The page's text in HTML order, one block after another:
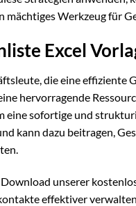
mächtiges Werkzeug für
Excel
die eine effiziente
hervorragende
eine sofortige und
kann dazu beitragen,
unserer
effektiver